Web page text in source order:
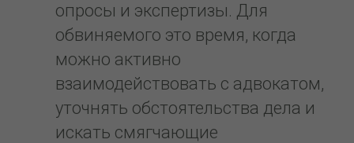
опросы и экспертизы. Для
обвиняемого это время, когда
можно активно
взаимодействовать с адвокатом,
уточнять обстоятельства дела и
искать смягчающие